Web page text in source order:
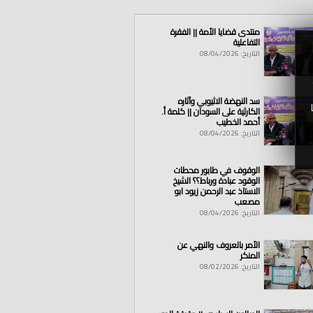
لبنان|عدل
منتدى قضايا الأمة || الفقرة
التفاعلية
التاريخ: 08/04/2026
سد النهضة الاثيوبي وآثاره
الكارثية على السودان || كلمة أ.
أحمد الخطيب
التاريخ: 08/04/2026
الوقوف في طابور محطات
الوقود عبادة ورباط؟؟ الشيخ
الاستاذ عبد الرحمن زيود ابو
مصعب
التاريخ: 08/04/2026
الأمر بالعروف والنهي عن
المنكر
التاريخ: 08/02/2026